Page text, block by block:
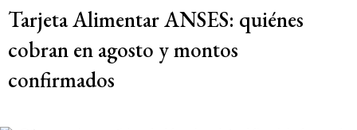
Tarjeta Alimentar ANSES: quiénes
cobran en agosto y montos
confirmados